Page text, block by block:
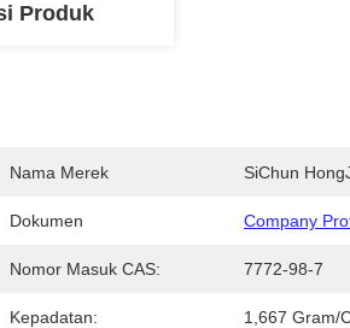
Produk
Nama Merek SiChun
Dokumen Company
Nomor Masuk CAS: 7772-98-7
Kepadatan: 1,667 Gram/